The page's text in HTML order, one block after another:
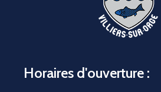
Horaires d'ouverture :